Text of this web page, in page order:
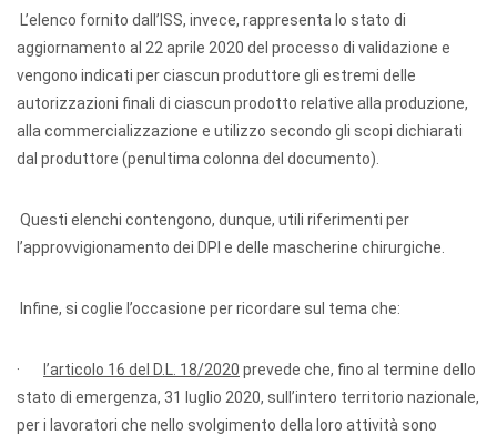
L’elenco fornito dall’ISS, invece, rappresenta lo stato di
aggiornamento al 22 aprile 2020 del processo di validazione e
vengono indicati per ciascun produttore gli estremi delle
autorizzazioni finali di ciascun prodotto relative alla produzione,
alla commercializzazione e utilizzo secondo gli scopi dichiarati
dal produttore (penultima colonna del documento).
Questi elenchi contengono, dunque, utili riferimenti per
l’approvvigionamento dei DPI e delle mascherine chirurgiche.
Infine, si coglie l’occasione per ricordare sul tema che:
· l’articolo 16 del D.L. 18/2020 prevede che, fino al termine dello
stato di emergenza, 31 luglio 2020, sull’intero territorio nazionale,
per i lavoratori che nello svolgimento della loro attività sono